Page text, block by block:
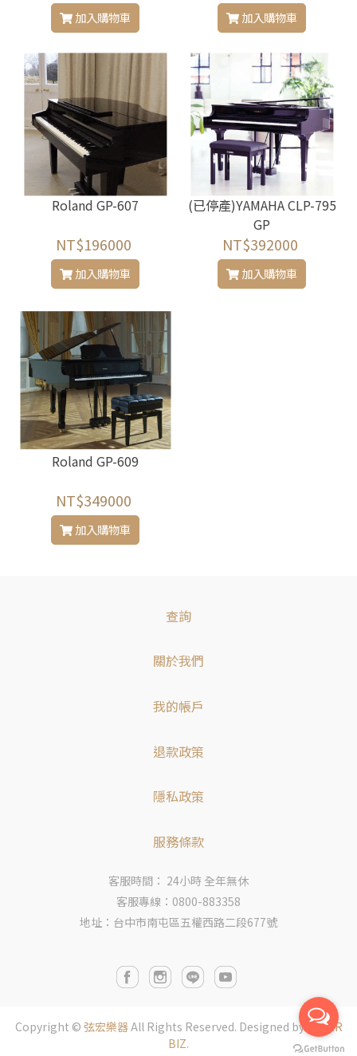
加入購物車 加入購物車
Roland GP-607
NT$196000
加入購物車
(已停產)YAMAHA CLP-795
GP
NT$392000
加入購物車
Roland GP-609
NT$349000
加入購物車
查詢
關於我們
我的帳戶
退款政策
隱私政策
服務條款
客服時間： 24小時 全年無休
客服專線：0800-883358
地址：台中市南屯區五權西路二段677號
Copyright © 弦宏樂器All Rights Reserved. Designed by CYBER
BIZ.